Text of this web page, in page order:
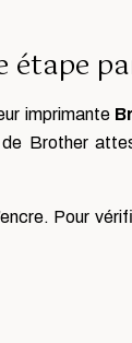
étape
imprimante
de Brother
Pour